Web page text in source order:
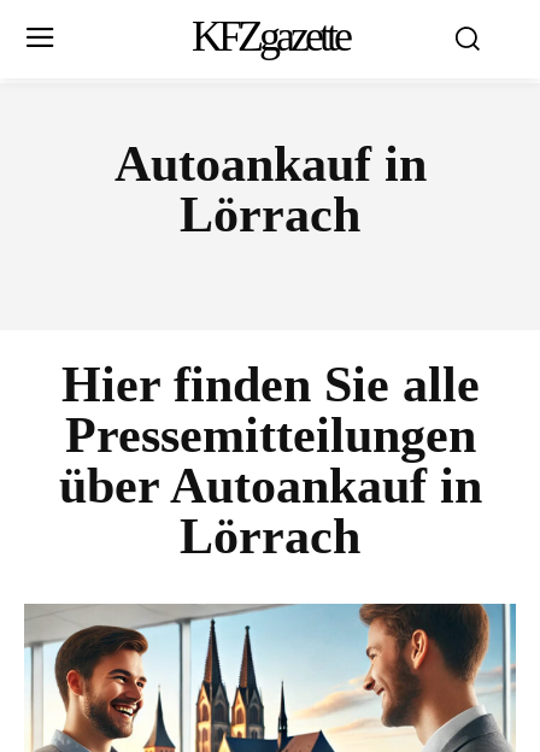
KFZgazette
Autoankauf in
Lörrach
Hier finden Sie alle
Pressemitteilungen
überAutoankauf in
Lörrach